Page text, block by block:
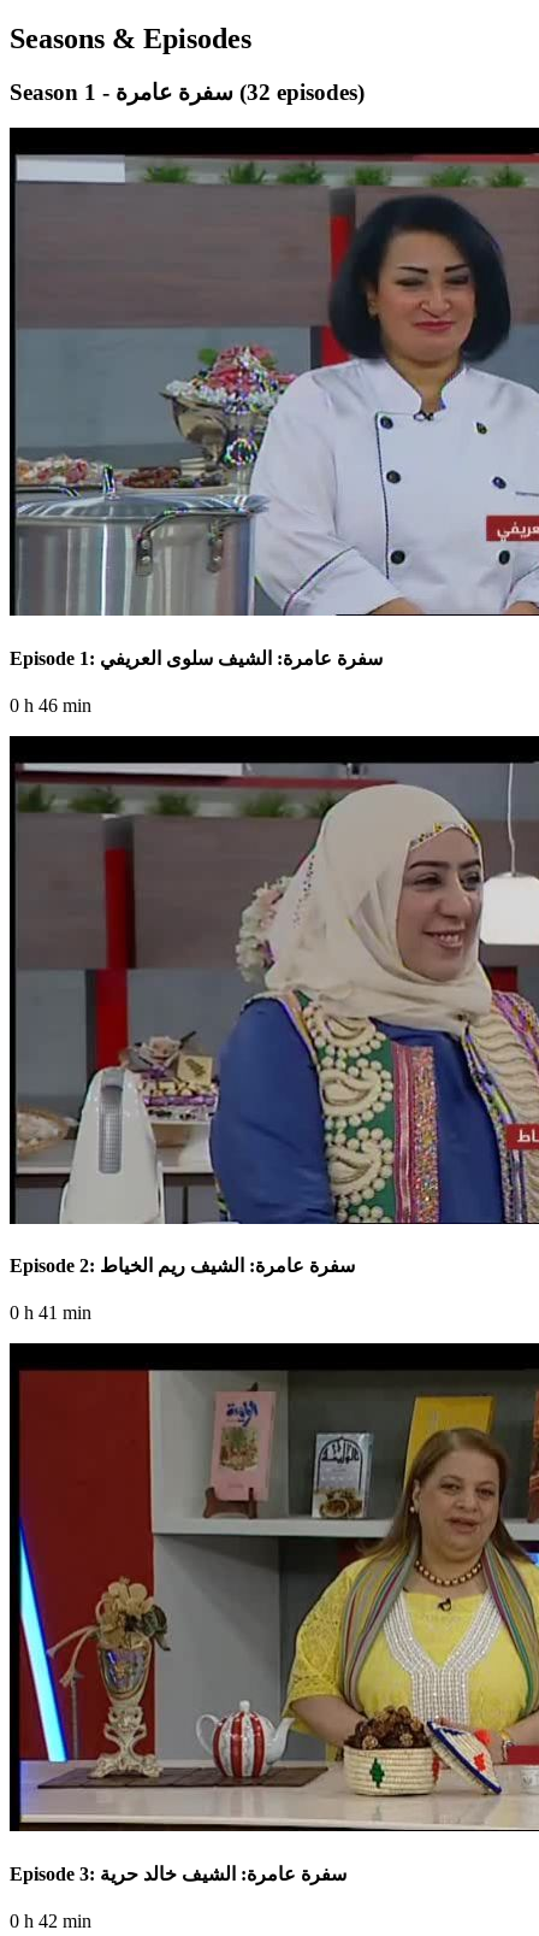
Seasons & Episodes
(32 episodes)
Episode 1: سفرة عامرة: الشيف سلوى العريفي
0 h 46 min
Episode 2: سفرة عامرة: الشيف ريم الخياط
0 h 41 min
Episode 3: سفرة عامرة: الشيف خالد حرية
0 h 42 min